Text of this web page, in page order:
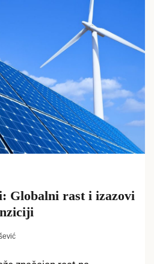
Globalni rast i izazovi